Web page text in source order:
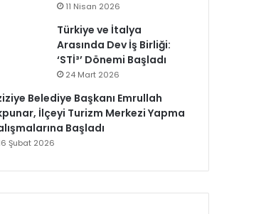
11 Nisan 2026
Türkiye ve İtalya
Arasında Dev İş Birliği:
‘STİ³’ Dönemi Başladı
24 Mart 2026
Belediye Başkanı Emrullah
İlçeyi Turizm Merkezi Yapma
Başladı
Şubat 2026